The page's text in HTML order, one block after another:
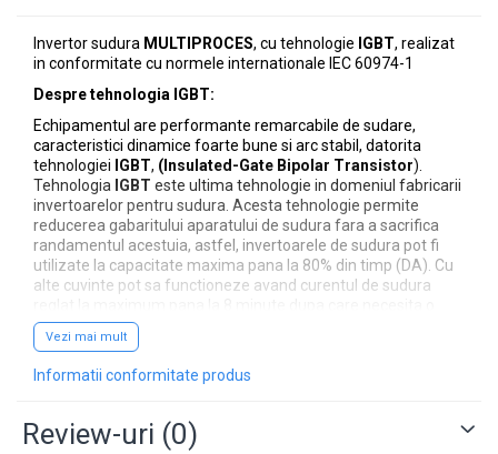
Invertor sudura MULTIPROCES, cu tehnologie IGBT, realizat
in conformitate cu normele internationale IEC 60974-1
Despre tehnologia IGBT:
Echipamentul are performante remarcabile de sudare,
caracteristici dinamice foarte bune si arc stabil, datorita
tehnologiei IGBT, (Insulated-Gate Bipolar Transistor).
Tehnologia IGBT este ultima tehnologie in domeniul fabricarii
invertoarelor pentru sudura. Acesta tehnologie permite
reducerea gabaritului aparatului de sudura fara a sacrifica
randamentul acestuia, astfel, invertoarele de sudura pot fi
utilizate la capacitate maxima pana la 80% din timp (DA). Cu
alte cuvinte pot sa functioneze avand curentul de sudura
pauza de numai 2 minute pentru racire, astfel
tehnogia IGBT a permis
Nota:
in care aparatul functioneaza fara intrerupere si fara a apare
pericolul supraincalzirii. Se calculeaza luand ca referinta o
Vezi mai mult
Informatii conformitate produs
Review-uri (0)